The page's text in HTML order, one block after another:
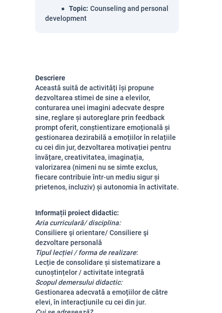
Topic: Counseling and personal
development
Descriere
Această suită de activități își propune
dezvoltarea stimei de sine a elevilor,
conturarea unei imagini adecvate despre
sine, reglare și autoreglare prin feedback
prompt oferit, conștientizare emoțională și
gestionarea dezirabilă a emoțiilor în relațiile
cu cei din jur, dezvoltarea motivației pentru
învățare, creativitatea, imaginația,
valorizarea (nimeni nu se simte exclus,
fiecare contribuie într-un mediu sigur și
prietenos, incluziv) și autonomia în activitate.
Informații proiect didactic:
Aria curriculară/ disciplina:
Consiliere şi orientare/ Consiliere şi
dezvoltare personală
Tipul lecției / forma de realizare:
Lecție de consolidare și sistematizare a
cunoștințelor / activitate integrată
Scopul demersului didactic:
Gestionarea adecvată a emoțiilor de către
elevi, în interacțiunile cu cei din jur.